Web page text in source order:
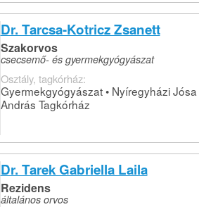
Dr. Tarcsa-Kotricz Zsanett
Szakorvos
csecsemő- és gyermekgyógyászat
Osztály, tagkórház:
Gyermekgyógyászat • Nyíregyházi Jósa
András Tagkórház
Dr. Tarek Gabriella Laila
Rezidens
általános orvos